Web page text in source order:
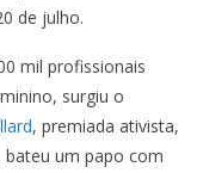
de julho.
mil profissionais
surgiu o
, premiada ativista,
bateu um papo com